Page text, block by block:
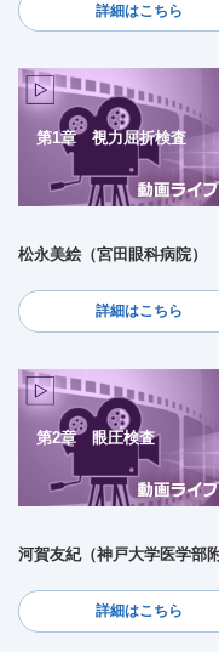
詳細はこちら
第1章 視力屈折検査
松永美絵（宮田眼科病院）
詳細はこちら
第2章 眼圧検査
河賀友紀（神戸大学医学部
詳細はこちら